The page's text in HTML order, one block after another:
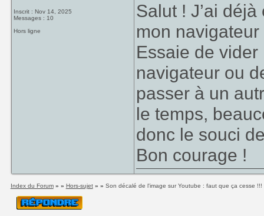
Inscrit : Nov 14, 2025
Messages : 10
Hors ligne
Salut ! J’ai
mon
Essaie de
navigateur ou
passer à un
le temps,
donc le souci
Bon courage !
Index du Forum» » Hors-sujet» » Son décalé de l'image sur Youtube : faut que ça cesse !!!